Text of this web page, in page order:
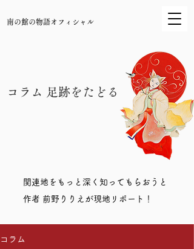
南の館の物語オフィシャル
コラム
​関連地をもっと深く知ってもらおうと
作者 前野りりえが現地リポート！
コラム 足跡をたどる